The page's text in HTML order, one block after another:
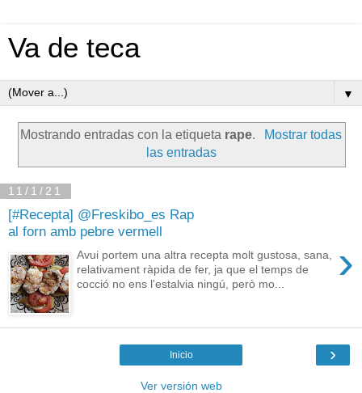
Va de teca
▼
Mostrando entradas con la etiqueta rape.
Mostrar todas
las entradas
11/1/21
[#Recepta] @Freskibo_es Rap
al forn amb pebre vermell
›
Avui portem una altra recepta molt gustosa, sana,
relativament ràpida de fer, ja que el temps de
cocció no ens l'estalvia ningú, però mo...
›
Inicio
Ver versión web